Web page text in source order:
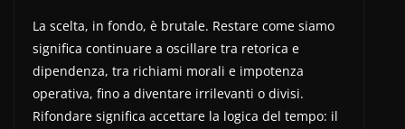
La scelta, in fondo, è brutale. Restare come siamo
significa continuare a oscillare tra retorica e
dipendenza, tra richiami morali e impotenza
operativa, fino a diventare irrilevanti o divisi.
Rifondare significa accettare la logica del tempo: il